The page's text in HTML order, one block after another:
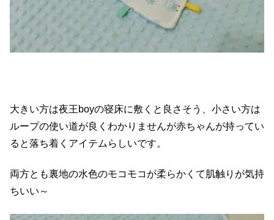
大きい方は夜王boyの寝床に敷くと良さそう、小さい方は
ループの使い道が良くわかりませんが赤ちゃんが持ってい
ると落ち着くアイテムらしいです。
両方とも裏地の水色のモコモコが柔らかくて肌触りが気持
ちいい～